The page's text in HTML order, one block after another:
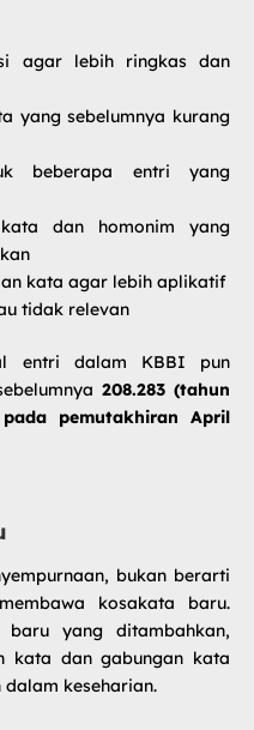
agar lebih ringkas dan
yang sebelumnya kurang
beberapa entri yang
dan homonim yang
kata agar lebih aplikatif
tidak relevan
entri dalam KBBI pun
208.283 (tahun
pemutakhiran April
bukan berarti
kosakata baru.
yang ditambahkan,
kata dan gabungan kata
keseharian.